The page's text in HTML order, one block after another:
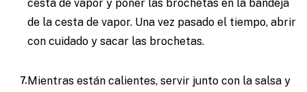
cesta de vapor y poner las brochetas en la bandeja
de la cesta de vapor. Una vez pasado el tiempo, abrir
con cuidado y sacar las brochetas.
Mientras están calientes, servir junto con la salsa y